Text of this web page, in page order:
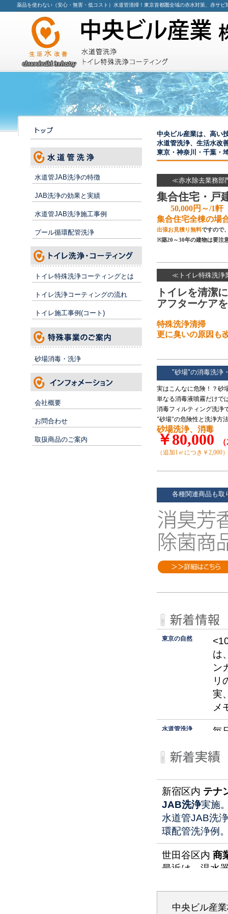
薬品を使わない（安心・無害・低コスト）水道管清掃！東京首都圏全域の赤水対策、赤サ
水道管JAB洗浄の特徴
JAB洗浄の効果と実績
水道管JAB洗浄施工事例
プール循環配管洗浄
トイレ特殊洗浄コーティングとは
トイレ洗浄コーティングの流れ
トイレ施工事例(コート)
砂場消毒・洗浄
会社概要
お問合わせ
取扱商品のご案内
中央ビル産業は、高い
水道管洗浄、生活水改
東京・神奈川・千葉・
≪赤水除去業務
集合住宅・戸
50,000円～/1軒
集合住宅全棟の場
出張お見積り無料ですので
※築20～30年の建物は要注
≪トイレ特殊洗
トイレを清潔
アフターケア
特殊洗浄清掃
更に臭いの原因も
"砂場"の消毒洗浄
実はこんなに危険！？砂
単なる消毒液噴霧だけで
消毒フィルティング洗浄
"砂場"の危険性と洗浄方
砂場洗浄、消毒
￥80,000
（追加1㎡につき￥2,000）
各種関連商品も取
東京の自然
は
ン
リ
実
メ
水道管洗浄
毎
一
な
道
ま
・
・
・
・
新宿区内 テナ
JAB洗浄実施
水道管JAB洗
環配管洗浄例
世田谷区内 商
最近は、温水
施工事例 は こ
中央ビル産